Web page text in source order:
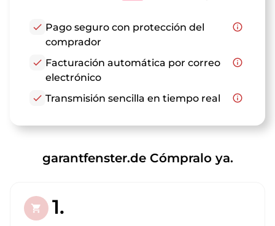
check Pago seguro con protección del
comprador
info_outline
check Facturación automática por correo
electrónico
info_outline
check Transmisión sencilla en tiempo real info_outline
garantfenster.de Cómpralo ya.
shopping_cart 1.